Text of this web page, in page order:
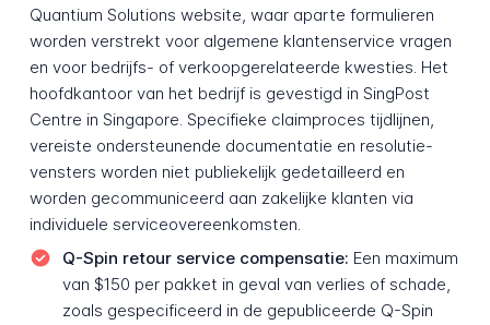
Quantium Solutions website, waar aparte formulieren
worden verstrekt voor algemene klantenservice vragen
en voor bedrijfs- of verkoopgerelateerde kwesties. Het
hoofdkantoor van het bedrijf is gevestigd in SingPost
Centre in Singapore. Specifieke claimproces tijdlijnen,
vereiste ondersteunende documentatie en resolutie-
vensters worden niet publiekelijk gedetailleerd en
worden gecommuniceerd aan zakelijke klanten via
individuele serviceovereenkomsten.
Q-Spin retour service compensatie: Een maximum
van $150 per pakket in geval van verlies of schade,
zoals gespecificeerd in de gepubliceerde Q-Spin